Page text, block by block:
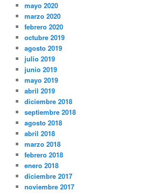
mayo 2020
marzo 2020
febrero 2020
octubre 2019
agosto 2019
julio 2019
junio 2019
mayo 2019
abril 2019
diciembre 2018
septiembre 2018
agosto 2018
abril 2018
marzo 2018
febrero 2018
enero 2018
diciembre 2017
noviembre 2017